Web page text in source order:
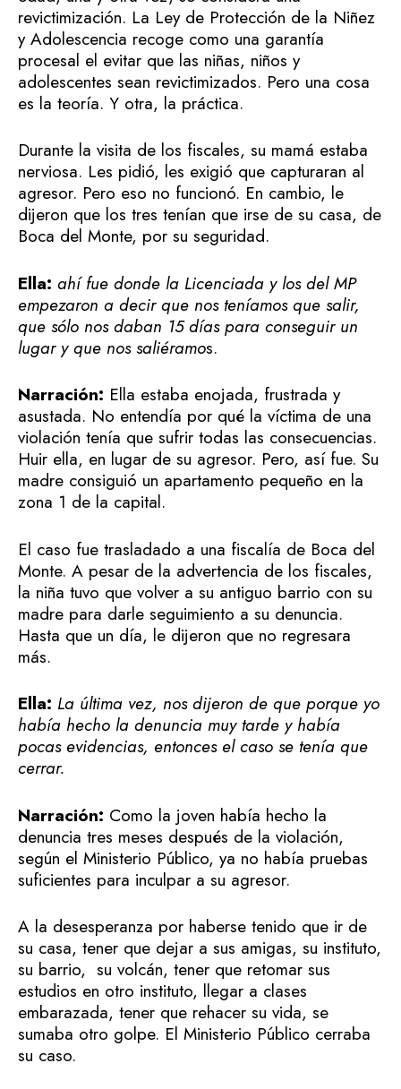
revictimización. La Ley de Protección de la Niñez
y Adolescencia recoge como una garantía
procesal el evitar que las niñas, niños y
adolescentes sean revictimizados. Pero una cosa
es la teoría. Y otra, la práctica.
Durante la visita de los fiscales, su mamá estaba
nerviosa. Les pidió, les exigió que capturaran al
agresor. Pero eso no funcionó. En cambio, le
dijeron que los tres tenían que irse de su casa, de
Boca del Monte, por su seguridad.
Ella: ahí fue donde la Licenciada y los del MP
empezaron a decir que nos teníamos que salir,
que sólo nos daban 15 días para conseguir un
lugar y que nos saliéramos.
Narración: Ella estaba enojada, frustrada y
asustada. No entendía por qué la víctima de una
violación tenía que sufrir todas las consecuencias.
Huir ella, en lugar de su agresor. Pero, así fue. Su
madre consiguió un apartamento pequeño en la
zona 1 de la capital.
El caso fue trasladado a una fiscalía de Boca del
Monte. A pesar de la advertencia de los fiscales,
la niña tuvo que volver a su antiguo barrio con su
madre para darle seguimiento a su denuncia.
Hasta que un día, le dijeron que no regresara
más.
Ella: La última vez, nos dijeron de que porque yo
había hecho la denuncia muy tarde y había
pocas evidencias, entonces el caso se tenía que
cerrar.
Narración: Como la joven había hecho la
denuncia tres meses después de la violación,
según el Ministerio Público, ya no había pruebas
suficientes para inculpar a su agresor.
A la desesperanza por haberse tenido que ir de
su casa, tener que dejar a sus amigas, su instituto,
su barrio, su volcán, tener que retomar sus
estudios en otro instituto, llegar a clases
embarazada, tener que rehacer su vida, se
sumaba otro golpe. El Ministerio Público cerraba
su caso.